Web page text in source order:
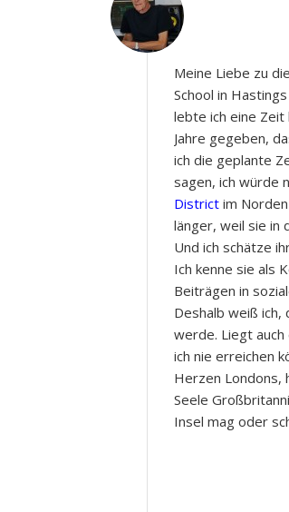
Meine Liebe zu
School in
lebte ich eine Zeit
Jahre gegeben,
ich die geplante
sagen, ich würde
District im
länger, weil sie in
Und ich schätze
Ich kenne sie als
Beiträgen in
Deshalb weiß ich,
werde. Liegt auch
ich nie erreichen
Herzen Londons,
Seele
Insel mag oder